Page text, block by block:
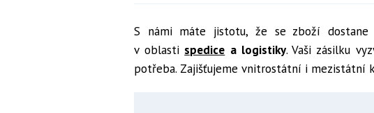
S námi máte jistotu, že se zboží dostane
v oblasti spedice a logistiky. Vaši zásilku
potřeba. Zajišťujeme vnitrostátní i mezistátní